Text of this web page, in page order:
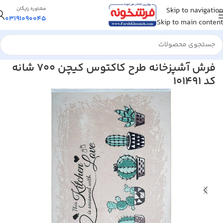
Skip to navigation
Skip to main content
مشاوره رایگان
03191090045
خانه/فرش مدرن و فانتزی
فرش آشپزخانه طرح کاکتوس کیچن 700 شانه
کد 101491